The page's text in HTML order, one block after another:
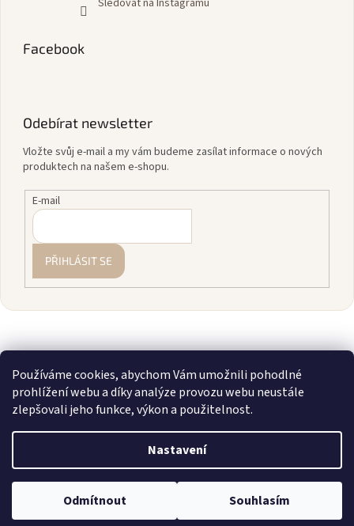
Používáme cookies, abychom Vám umožnili pohodlné
prohlížení webu a díky analýze provozu webu neustále
zlepšovali jeho funkce, výkon a použitelnost.
Nastavení
Odmítnout Souhlasím
💎 Staňte se členkou našeho VIP klubu! Registrujte se, sčítáme vám
Facebook
Odebírat newsletter
Vložte svůj e-mail a my vám budeme zasílat informace o nových
produktech na našem e-shopu.
E-mail
PŘIHLÁSIT SE
Vytvořil Shoptet
Copyright 2026zavodnice.cz. Všechna práva vyhrazena.Upravit